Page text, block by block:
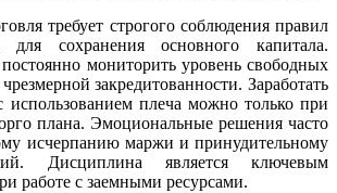
требует строгого соблюдения правил
для сохранения основного капитала.
мониторить уровень свободных
закредитованности. Заработать
плеча можно только при
плана. Эмоциональные решения часто
исчерпанию маржи и принудительному
Дисциплина является ключевым
работе с заемными ресурсами.